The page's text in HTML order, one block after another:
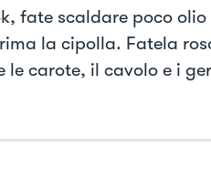
fate scaldare poco olio
la cipolla. Fatela
le carote, il cavolo e i